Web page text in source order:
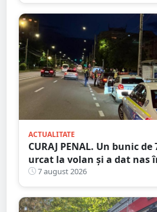
ACTUALITATE
CURAJ PENAL. Un bunic de
urcat la volan și a dat nas
Satu Mare
7 august 2026